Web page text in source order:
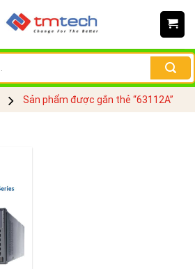
Sản phẩm được gắn thẻ “63112A”